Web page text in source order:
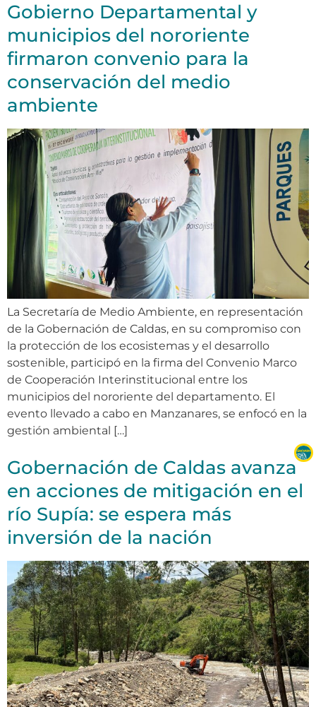
Gobierno Departamental y
municipios del nororiente
firmaron convenio para la
conservación del medio
ambiente
La Secretaría de Medio Ambiente, en representación
de la Gobernación de Caldas, en su compromiso con
la protección de los ecosistemas y el desarrollo
sostenible, participó en la firma del Convenio Marco
de Cooperación Interinstitucional entre los
municipios del nororiente del departamento. El
evento llevado a cabo en Manzanares, se enfocó en la
gestión ambiental […]
Gobernación de Caldas avanza
en acciones de mitigación en el
río Supía: se espera más
inversión de la nación